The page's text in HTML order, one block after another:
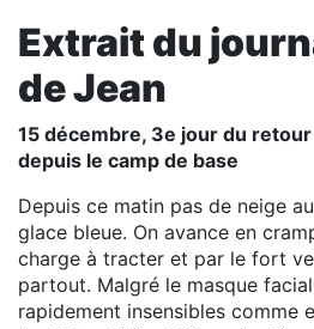
Extrait du
de Jean
15 décembre, 3e jour du
depuis le camp de base
Depuis ce matin pas de neige
glace bleue. On avance en
charge à tracter et par le fort
partout. Malgré le masque
rapidement insensibles comme